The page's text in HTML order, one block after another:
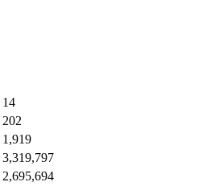
14
202
1,919
3,319,797
2,695,694